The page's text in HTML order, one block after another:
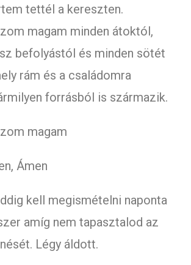
tettél a kereszten.
magam minden átoktól,
befolyástól és minden sötét
rám és a családomra
forrásból is származik.
magam
Ámen
kell megismételni naponta
amíg nem tapasztalod az
Légy áldott.